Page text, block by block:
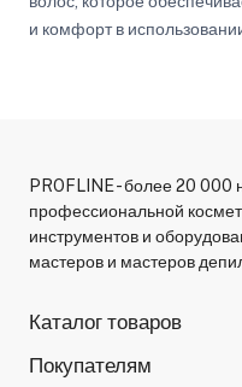
и комфорт в
PROFLINE - более 20 000
профессиональной
инструментов и
мастеров и мастеров
Каталог товаров
Покупателям